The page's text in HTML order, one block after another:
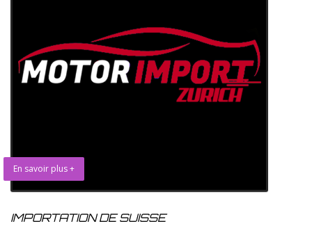
En savoir plus +
IMPORTATION DE SUISSE